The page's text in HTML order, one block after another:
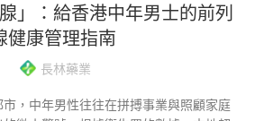
」：給香港中年男士的前列
健康管理指南
長林藥業
，中年男性往往在拼搏事業與照顧家庭